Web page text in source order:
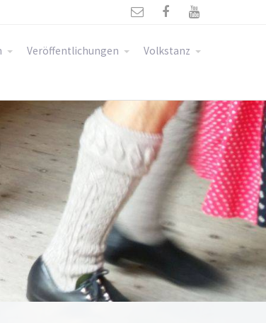
  
Veröffentlichungen Volkstanz